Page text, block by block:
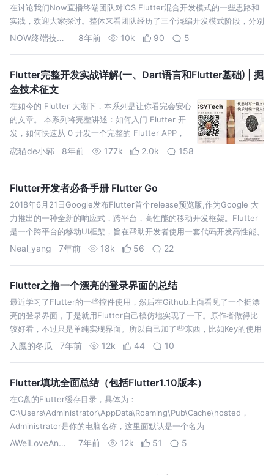
在讨论我们Now直播终端团队对iOS Flutter混合开发模式的一些思路和
实践，欢迎大家探讨。整体来看团队经历了三个混编开发模式阶段，分别
是Xcode工程集成Flutter产出模式，Flutter工…
NOW终端技术团队 8年前 10k 90 5
Flutter完整开发实战详解(一、Dart语言和Flutter基础) | 掘
金技术征文
在如今的 Flutter 大潮下，本系列是让你看完会安心
的文章。 本系列将完整讲述：如何入门 Flutter 开
发，如何快速从 0 开发一个完整的 Flutter APP，
配套高完成度 Flutter 开源项目
恋猫de小郭 8年前 177k 2.0k 158
Flutter开发者必备手册 Flutter Go
2018年6月21日Google发布Flutter首个release预览版,作为Google 大
力推出的一种全新的响应式，跨平台，高性能的移动开发框架。Flutter
是一个跨平台的移动UI框架，旨在帮助开发者使用一套代码开发高性能、
高保真的Android和iOS应用。
Neal_yang 7年前 18k 56 22
Flutter之撸一个漂亮的登录界面的总结
最近学习了Flutter的一些控件使用，然后在Github上面看见了一个挺漂
亮的登录界面，于是就用Flutter自己模仿地实现了一下。原作者做得比
较好看，不过只是单纯实现界面。所以自己加了些东西，比如Key的使用
和InheritedWidget的使用。 下面是一些总结，如果有说…
入魔的冬瓜 7年前 12k 44 10
Flutter填坑全面总结（包括Flutter1.10版本）
在C盘的Flutter缓存目录，具体为：
C:\Users\Administrator\AppData\Roaming\Pub\Cache\hosted，
Administrator是你的电脑名称，这里面默认是一个名为
pub.dartlang.org 的文件夹，我们现在查找看看有…
AWeiLoveAndroid 7年前 12k 51 5